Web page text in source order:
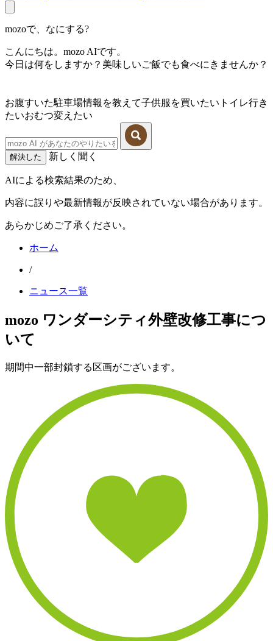
mozoで、なにする?
こんにちは。mozo AIです。
今日は何をしますか？美味しいご飯でも食べにきませんか？
お腹すいた駐車場情報を教えて子供服を買いたい トイレ行き
たいおむつ変えたい
解決した 新しく聞く
AIによる検索結果のため、
内容に誤りや最新情報が反映されていない場合があります。
あらかじめご了承ください。
ホーム
/
ニュース一覧
mozo ワンダーシティ外壁改修工事につ
いて
期間中一部封鎖する区画がございます。